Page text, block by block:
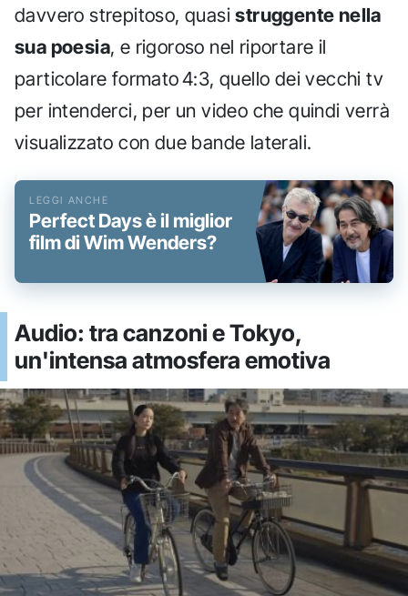
davvero strepitoso, quasistruggente nella
sua poesia, e rigoroso nel riportare il
particolare formato 4:3, quello dei vecchi tv
per intenderci, per un video che quindi verrà
visualizzato con due bande laterali.
Perfect Days è il miglior
film di Wim Wenders?
Audio: tra canzoni e Tokyo,
un'intensa atmosfera emotiva